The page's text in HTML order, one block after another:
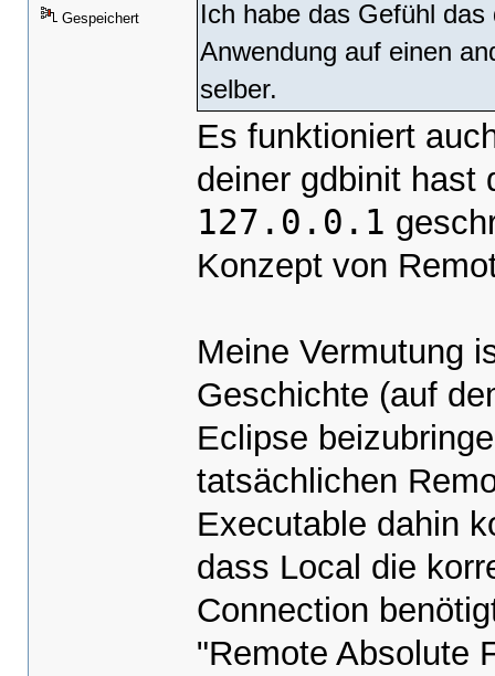
Gespeichert
Ich habe das Gefühl
Anwendung auf einen
selber.
Es funktioniert
deiner gdbinit hast
127.0.0.1
Konzept von
Meine Vermutung
Geschichte (auf
Eclipse
tatsächlichen
Executable dahin
dass Local die
Connection
"Remote Absolute